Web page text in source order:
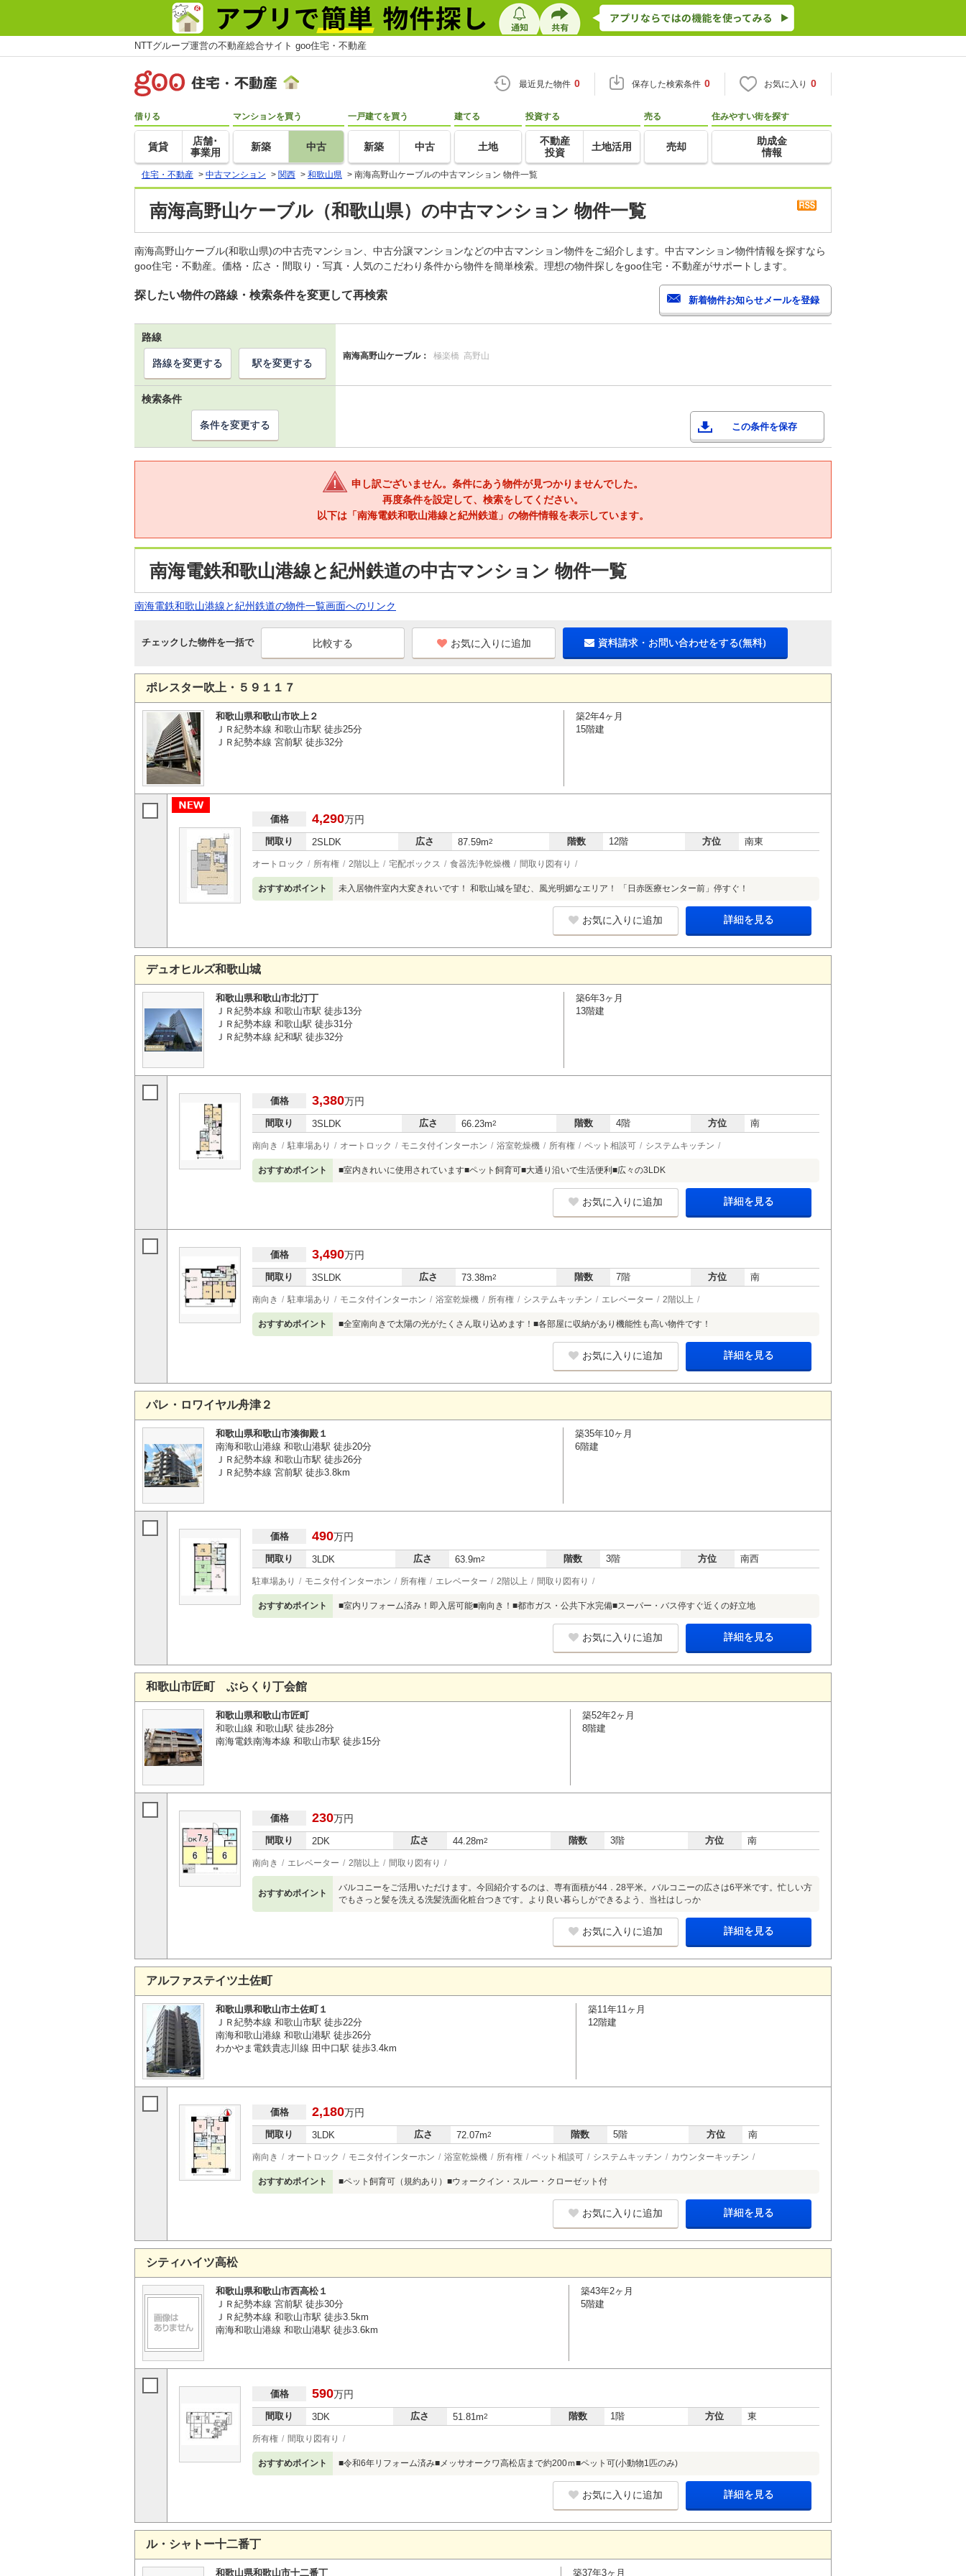
NTTグループ運営の不動産総合サイト goo住宅・不動産
最近見た物件 0 保存した検索条件 0 お気に入り 0
借りる
賃貸
店舗･
事業用
マンションを買う
新築 中古
一戸建てを買う
新築 中古
建てる
土地
投資する
不動産
投資
土地活用
売る
売却
住みやすい街を探す
助成金
情報
住宅・不動産 > 中古マンション > 関西 > 和歌山県 > 南海高野山ケーブルの中古マンション 物件一覧
南海高野山ケーブル（和歌山県）の中古マンション 物件一覧
南海高野山ケーブル(和歌山県)の中古売マンション、中古分譲マンションなどの中古マンション物件をご紹介します。中古マンション物件情報を探すなら
goo住宅・不動産。価格・広さ・間取り・写真・人気のこだわり条件から物件を簡単検索。理想の物件探しをgoo住宅・不動産がサポートします。
探したい物件の路線・検索条件を変更して再検索
路線
南海高野山ケーブル： 極楽橋 高野山
路線を変更する 駅を変更する
検索条件
この条件を保存
条件を変更する
申し訳ございません。条件にあう物件が見つかりませんでした。
再度条件を設定して、検索をしてください。
以下は「南海電鉄和歌山港線と紀州鉄道」の物件情報を表示しています。
南海電鉄和歌山港線と紀州鉄道の中古マンション 物件一覧
南海電鉄和歌山港線と紀州鉄道の物件一覧画面へのリンク
チェックした物件を一括で お気に入りに追加 資料請求・お問い合わせをする(無料)
ポレスター吹上・５９１１７
和歌山県和歌山市吹上２
ＪＲ紀勢本線 和歌山市駅 徒歩25分
ＪＲ紀勢本線 宮前駅 徒歩32分
築2年4ヶ月
15階建
価格 4,290万円
間取り 2SLDK 広さ 87.59m2 階数 12階 方位 南東
オートロック 所有権 2階以上 宅配ボックス 食器洗浄乾燥機 間取り図有り
おすすめポイント 未入居物件室内大変きれいです！ 和歌山城を望む、風光明媚なエリア！ 「日赤医療センター前」停すぐ！
お気に入りに追加 詳細を見る
デュオヒルズ和歌山城
和歌山県和歌山市北汀丁
ＪＲ紀勢本線 和歌山市駅 徒歩13分
ＪＲ紀勢本線 和歌山駅 徒歩31分
ＪＲ紀勢本線 紀和駅 徒歩32分
築6年3ヶ月
13階建
価格 3,380万円
間取り 3SLDK 広さ 66.23m2 階数 4階 方位 南
南向き 駐車場あり オートロック モニタ付インターホン 浴室乾燥機 所有権 ペット相談可 システムキッチン
おすすめポイント ■室内きれいに使用されています■ペット飼育可■大通り沿いで生活便利■広々の3LDK
お気に入りに追加 詳細を見る
価格 3,490万円
間取り 3SLDK 広さ 73.38m2 階数 7階 方位 南
南向き 駐車場あり モニタ付インターホン 浴室乾燥機 所有権 システムキッチン エレベーター 2階以上
おすすめポイント ■全室南向きで太陽の光がたくさん取り込めます！■各部屋に収納があり機能性も高い物件です！
お気に入りに追加 詳細を見る
パレ・ロワイヤル舟津２
和歌山県和歌山市湊御殿１
南海和歌山港線 和歌山港駅 徒歩20分
ＪＲ紀勢本線 和歌山市駅 徒歩26分
ＪＲ紀勢本線 宮前駅 徒歩3.8km
築35年10ヶ月
6階建
価格 490万円
間取り 3LDK 広さ 63.9m2 階数 3階 方位 南西
駐車場あり モニタ付インターホン 所有権 エレベーター 2階以上 間取り図有り
おすすめポイント ■室内リフォーム済み！即入居可能■南向き！■都市ガス・公共下水完備■スーパー・バス停すぐ近くの好立地
お気に入りに追加 詳細を見る
和歌山市匠町 ぶらくり丁会館
和歌山県和歌山市匠町
和歌山線 和歌山駅 徒歩28分
南海電鉄南海本線 和歌山市駅 徒歩15分
築52年2ヶ月
8階建
価格 230万円
間取り 2DK 広さ 44.28m2 階数 3階 方位 南
南向き エレベーター 2階以上 間取り図有り
おすすめポイント
バルコニーをご活用いただけます。今回紹介するのは、専有面積が44．28平米。バルコニーの広さは6平米です。忙しい方
でもさっと髪を洗える洗髪洗面化粧台つきです。より良い暮らしができるよう、当社はしっか
お気に入りに追加 詳細を見る
アルファステイツ土佐町
和歌山県和歌山市土佐町１
ＪＲ紀勢本線 和歌山市駅 徒歩22分
南海和歌山港線 和歌山港駅 徒歩26分
わかやま電鉄貴志川線 田中口駅 徒歩3.4km
築11年11ヶ月
12階建
価格 2,180万円
間取り 3LDK 広さ 72.07m2 階数 5階 方位 南
南向き オートロック モニタ付インターホン 浴室乾燥機 所有権 ペット相談可 システムキッチン カウンターキッチン
おすすめポイント ■ペット飼育可（規約あり）■ウォークイン・スルー・クローゼット付
お気に入りに追加 詳細を見る
シティハイツ高松
和歌山県和歌山市西高松１
ＪＲ紀勢本線 宮前駅 徒歩30分
ＪＲ紀勢本線 和歌山市駅 徒歩3.5km
南海和歌山港線 和歌山港駅 徒歩3.6km
築43年2ヶ月
5階建
価格 590万円
間取り 3DK 広さ 51.81m2 階数 1階 方位 東
所有権 間取り図有り
おすすめポイント ■令和6年リフォーム済み■メッサオークワ高松店まで約200ｍ■ペット可(小動物1匹のみ)
お気に入りに追加 詳細を見る
ル・シャトー十二番丁
和歌山県和歌山市十二番丁 築37年3ヶ月